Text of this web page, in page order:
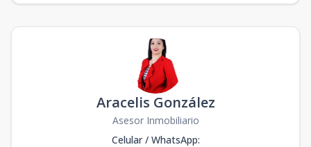
Aracelis González
Asesor Inmobiliario
Celular / WhatsApp: